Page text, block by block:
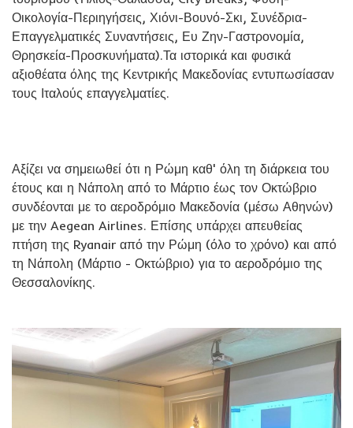
Οικολογία-Περιηγήσεις, Χιόνι-Βουνό-Σκι, Συνέδρια-
Επαγγελματικές Συναντήσεις, Ευ Ζην-Γαστρονομία,
Θρησκεία-Προσκυνήματα).Τα ιστορικά και φυσικά
αξιοθέατα όλης της Κεντρικής Μακεδονίας εντυπωσίασαν
τους Ιταλούς επαγγελματίες.
Αξίζει να σημειωθεί ότι η Ρώμη καθ' όλη τη διάρκεια του
έτους και η Νάπολη από το Μάρτιο έως τον Οκτώβριο
συνδέονται με το αεροδρόμιο Μακεδονία (μέσω Αθηνών)
με την Aegean Airlines. Επίσης υπάρχει απευθείας
πτήση της Ryanair από την Ρώμη (όλο το χρόνο) και από
τη Νάπολη (Μάρτιο - Οκτώβριο) για το αεροδρόμιο της
Θεσσαλονίκης.